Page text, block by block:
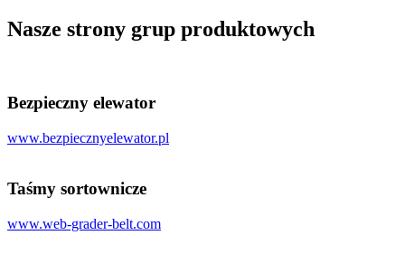
Nasze strony grup produktowych
Bezpieczny elewator
www.bezpiecznyelewator.pl
Taśmy sortownicze
www.web-grader-belt.com